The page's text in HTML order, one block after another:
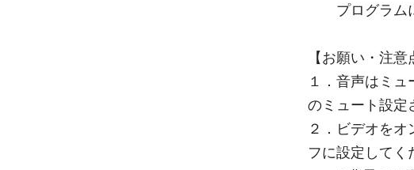
プログラムに
【お願い・注意
１．音声はミ
のミュート設定
２．ビデオを
フに設定してく